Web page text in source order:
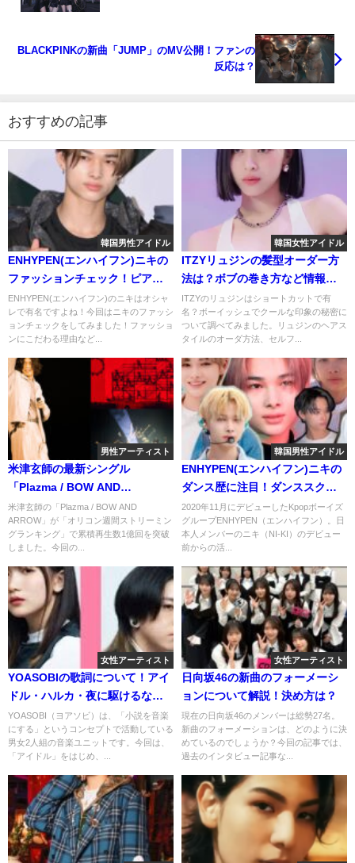
BLACKPINKの新曲「JUMP」のMV公開！ファンの
反応は？
おすすめの記事
韓国男性アイドル
ENHYPEN(エンハイフン)ニキの
ファッションチェック！ピアス
やパーカー靴などを探し出して
みた！
ENHYPEN(エンハイフン)のニキはオシャ
レで有名ですよね！今回はニキのファッシ
ョンチェックをしてみました！ファッショ
ンにこだわる理由など...
韓国女性アイドル
ITZYリュジンの髪型オーダー方
法は？ボブの巻き方など情報を
まとめてみた！
ITZYのリュジンはショートカットで有
名？ボーイッシュでクールな印象の秘密に
ついて調べてみました。リュジンのヘアス
タイルのオーダ方法、セルフ...
男性アーティスト
米津玄師の最新シングル
「Plazma / BOW AND
ARROW」のMVが通算16作目の
累積再生1億回突破！他の15作
は？
米津玄師の「Plazma / BOW AND
ARROW」が「オリコン週間ストリーミン
グランキング」で累積再生数1億回を突破
しました。今回の...
韓国男性アイドル
ENHYPEN(エンハイフン)ニキの
ダンス歴に注目！ダンススクー
ル時代からレベチと言われる理
由に納得！
2020年11月にデビューしたKpopボーイズ
グループENHYPEN（エンハイフン）。日
本人メンバーのニキ（NI-KI）のデビュー
前からの活...
女性アーティスト
YOASOBIの歌詞について！アイ
ドル・ハルカ・夜に駆けるな
ど！
YOASOBI（ヨアソビ）は、「小説を音楽
にする」というコンセプトで活動している
男女2人組の音楽ユニットです。今回は、
「アイドル」をはじめ、...
女性アーティスト
日向坂46の新曲のフォーメーシ
ョンについて解説！決め方は？
現在の日向坂46のメンバーは総勢27名。
新曲のフォーメーションは、どのように決
めているのでしょうか？今回の記事では、
過去のインタビュー記事な...